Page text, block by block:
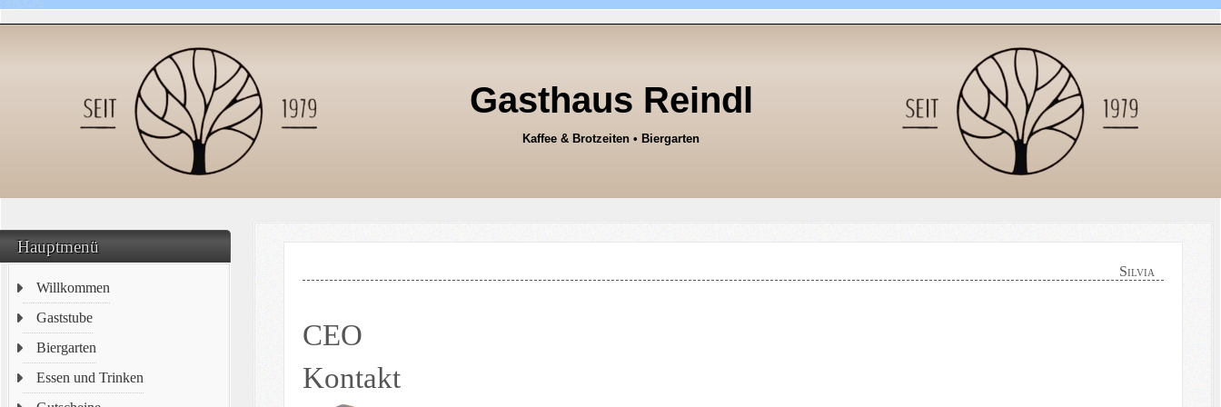
Gasthaus Reindl
Kaffee & Brotzeiten • Biergarten
Hauptmenü
Willkommen
Gaststube
Biergarten
Essen und Trinken
Silvia
CEO
Kontakt